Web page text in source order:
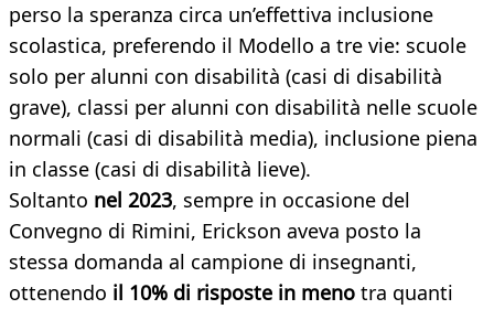
perso la speranza circa un’effettiva inclusione
scolastica, preferendo il Modello a tre vie: scuole
solo per alunni con disabilità (casi di disabilità
grave), classi per alunni con disabilità nelle scuole
normali (casi di disabilità media), inclusione piena
in classe (casi di disabilità lieve).
Soltanto nel 2023, sempre in occasione del
Convegno di Rimini, Erickson aveva posto la
stessa domanda al campione di insegnanti,
ottenendo il 10% di risposte in meno tra quanti